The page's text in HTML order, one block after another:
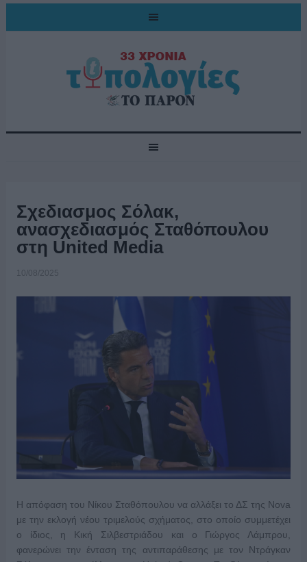
Σχεδιασμος Σόλακ,
ανασχεδιασμός Σταθόπουλου
στη United Media
10/08/2025
H απόφαση του Νίκου Σταθόπουλου να αλλάξει το ΔΣ της Nova
με την εκλογή νέου τριμελούς σχήματος, στο οποίο συμμετέχει
ο ίδιος, η Κική Σιλβεστριάδου και ο Γιώργος Λάμπρου,
φανερώνει την ένταση της αντιπαράθεσης με τον Ντράγκαν